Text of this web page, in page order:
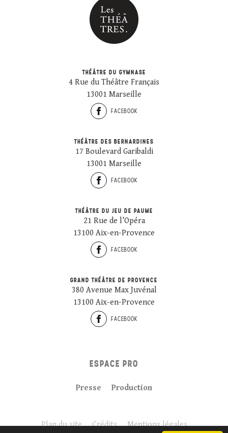
THÉÂTRE DU GYMNASE
4 Rue du Théâtre Français
13001 Marseille
FACEBOOK
THÉÂTRE DES BERNARDINES
17 Boulevard Garibaldi
13001 Marseille
FACEBOOK
THÉÂTRE DU JEU DE PAUME
21 Rue de l’Opéra
13100 Aix-en-Provence
FACEBOOK
GRAND THÉÂTRE DE PROVENCE
380 Avenue Max Juvénal
13100 Aix-en-Provence
FACEBOOK
ESPACE PRO
Presse Production
Plan du site Crédits Mentions légales